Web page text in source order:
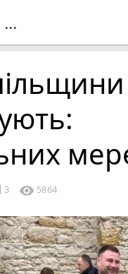
...
3 visibility 5864